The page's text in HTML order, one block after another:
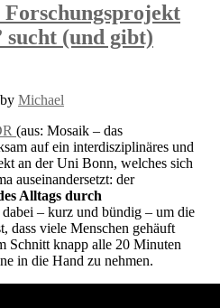
sucht (und gibt)
by Michael
(aus: Mosaik – das
auf ein interdisziplinäres und
an der Uni Bonn, welches sich
auseinandersetzt: der
Alltags durch
dabei – kurz und bündig – um die
dass viele Menschen gehäuft
Schnitt knapp alle 20 Minuten
in die Hand zu nehmen.